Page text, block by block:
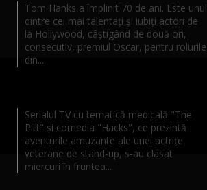
Tom Hanks a împlinit 70 de ani. Este unul
dintre cei mai talentaţi şi iubiţi actori de
la Hollywood, câştigând de două ori,
consecutiv, premiul Oscar, pentru rolurile
din...
Serialul TV cu tematică medicală "The
Pitt" şi comedia "Hacks", ce prezintă
aventurile amuzante ale unei actriţe
veterane de stand-up, s-au clasat
miercuri în fruntea...